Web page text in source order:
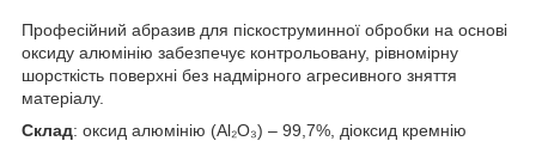
Професійний абразив для піскоструминної обробки на основі
оксиду алюмінію забезпечує контрольовану, рівномірну
шорсткість поверхні без надмірного агресивного зняття
матеріалу.
Склад: оксид алюмінію (Al₂O₃) – 99,7%, діоксид кремнію